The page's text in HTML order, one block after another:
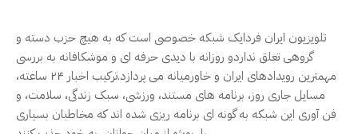
تلویزیون ایران فردایک شبکه خصوصی است که به هیچ حزب دسته و
گروهی تعلق نداردو روزانه با دیدی حرفه ای و موشکافانه به بررسی
مهمترین رویدادهای ایران و خاورمیانه می پردازد.ترکیب اخبار ۲۴ ساعته،
مسایل جاری روز، برنامه های مستند، ورزشی، سبک زندگی، سلامت، و
فن آوری این شبکه به گونه ای برنامه ریزی شده اند که مخاطبان بسیاری